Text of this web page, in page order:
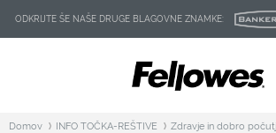
ODKRIJTE ŠE NAŠE DRUGE BLAGOVNE ZNAMKE:
Domov INFO TOČKA-REŠTIVE
Zdravje in dobro